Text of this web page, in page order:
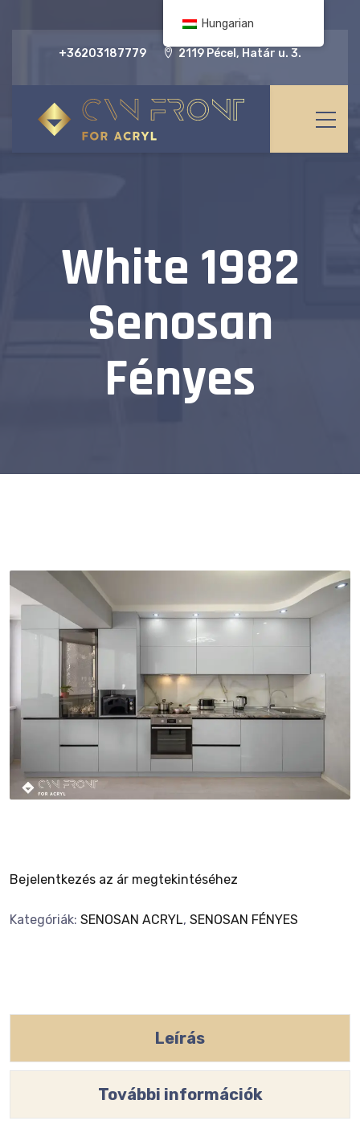
+36203187779 2119 Pécel, Határ u. 3.
White 1982
Senosan
Fényes
Bejelentkezés az ár megtekintéséhez
Kategóriák: SENOSAN ACRYL, SENOSAN FÉNYES
Leírás
További információk
Hungarian